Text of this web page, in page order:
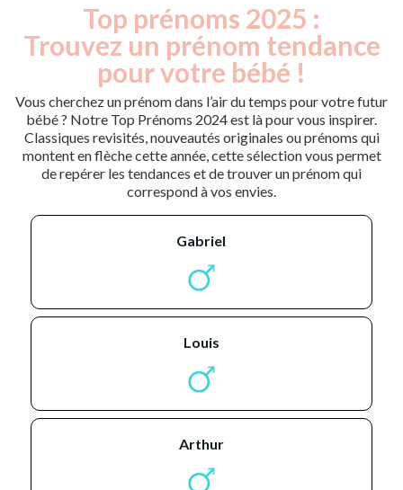
Top prénoms 2025 :
Trouvez un prénom tendance
pour votre bébé !
Vous cherchez un prénom dans l’air du temps pour votre futur
bébé ? Notre Top Prénoms 2024 est là pour vous inspirer.
Classiques revisités, nouveautés originales ou prénoms qui
montent en flèche cette année, cette sélection vous permet
de repérer les tendances et de trouver un prénom qui
correspond à vos envies.
gabriel
louis
arthur